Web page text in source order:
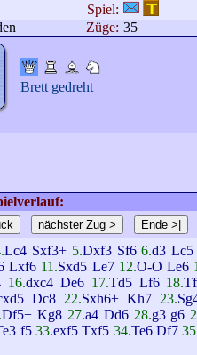
Spiel:
Züge: 35
Brett gedreht
Lc4 Sxf3+ 5.Dxf3 Sf6 6.d3 Lc5
Lxf6 11.Sxd5 Le7 12.O-O Le6
16.dxc4 De6 17.Td5 Lf6 18.
Dc8 22.Sxh6+ Kh7 23.
Df5+ Kg8 27.a4 Dd6 28.g3 g6
f5 33.exf5 Txf5 34.Te6 Df7